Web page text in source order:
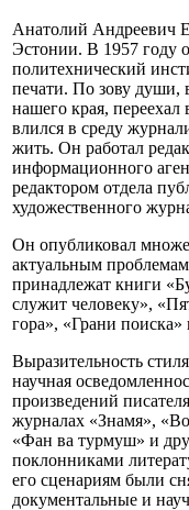
Анатолий Андреевич
Эстонии. В 1957 году
политехнический
печати. По зову души,
нашего края,
влился в среду
жить. Он работал
информационного
редактором отдела
художественного
Он опубликовал
актуальным
принадлежат книги
служит человеку»,
гора», «Грани поиска»
Выразительность
научная
произведений
журналах «Знамя»,
«Фан ва турмуш» и
поклонниками
его сценариям были
документальные и